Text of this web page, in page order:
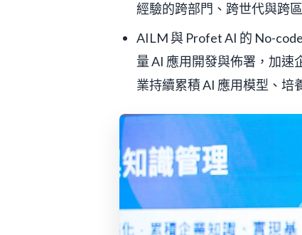
經驗的跨部門、跨世代與跨
AILM 與 Profet AI 的 No-
量 AI 應用開發與佈署，加速
業持續累積 AI 應用模型、培